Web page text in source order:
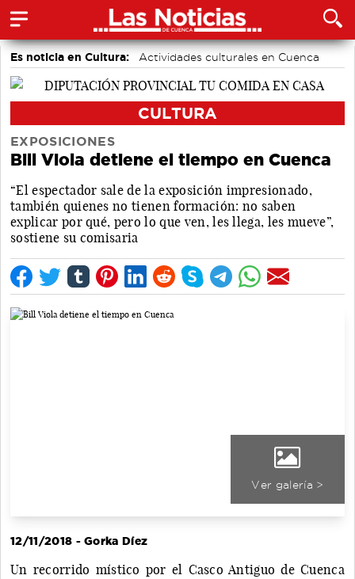
Es noticia en Cultura: Actividades culturales en Cuenca
CULTURA
EXPOSICIONES
Bill Viola detiene el tiempo en Cuenca
“El espectador sale de la exposición impresionado,
también quienes no tienen formación: no saben
explicar por qué, pero lo que ven, les llega, les mueve”,
sostiene su comisaria
Ver galería >
12/11/2018 - Gorka Díez
Un recorrido místico por el Casco Antiguo de Cuenca